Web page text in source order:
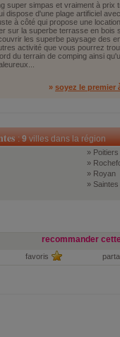
super simpas et vraiment à prix
dispose d'une plage artificiel
à côté qui propose une
sur la superbe terrasse en bois
les superbe paysage des
activité que vous pourrez
du terrain de comping ainsi
» soyez le premier
:9villes dans la région
» Poitiers
»
» Royan
» Saintes
recommander
favoris